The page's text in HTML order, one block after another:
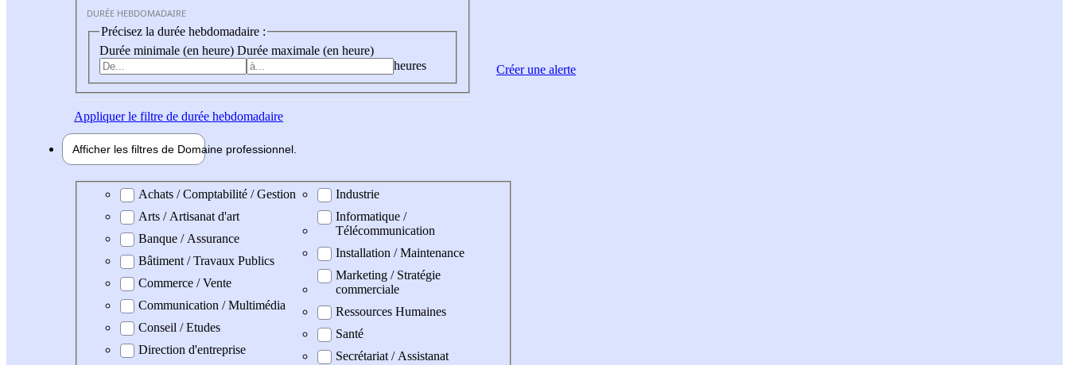
DURÉE HEBDOMADAIRE
Précisez la durée hebdomadaire :
Durée minimale (en heure) Durée maximale (en heure)
heures
Appliquerle filtre de durée hebdomadaire
Afficher les filtres de Domaine professionnel
Domaine professionel
Achats / Comptabilité / Gestion
Arts / Artisanat d'art
Banque / Assurance
Bâtiment / Travaux Publics
Commerce / Vente
Communication / Multimédia
Conseil / Etudes
Direction d'entreprise
Industrie
Informatique /
Télécommunication
Installation / Maintenance
Marketing / Stratégie
commerciale
Ressources Humaines
Santé
Secrétariat / Assistanat
Créer une alerte